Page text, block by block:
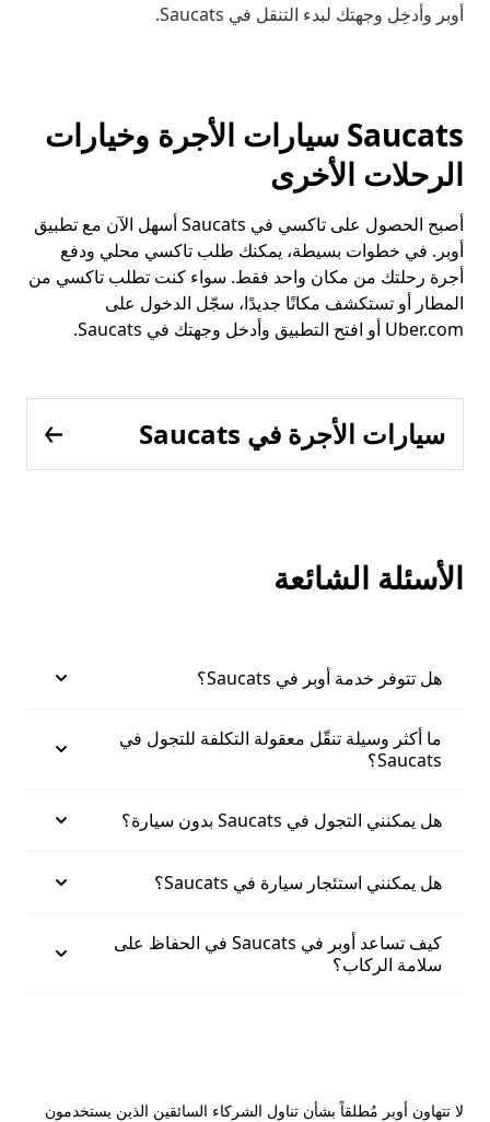
أوبر وأدخِل وجهتك لبدء التنقل في Saucats.
Saucats سيارات الأجرة وخيارات
الرحلات الأخرى
أصبح الحصول على تاكسي في Saucats أسهل الآن مع تطبيق
أوبر. في خطوات بسيطة، يمكنك طلب تاكسي محلي ودفع
أجرة رحلتك من مكان واحد فقط. سواء كنت تطلب تاكسي من
المطار أو تستكشف مكانًا جديدًا، سجّل الدخول على
Uber.com أو افتح التطبيق وأدخل وجهتك في Saucats.
سيارات الأجرة في Saucats
الأسئلة الشائعة
هل تتوفر خدمة أوبر في Saucats؟
ما أكثر وسيلة تنقّل معقولة التكلفة للتجول في
Saucats؟
هل يمكنني التجول في Saucats بدون سيارة؟
هل يمكنني استئجار سيارة في Saucats؟
كيف تساعد أوبر في Saucats في الحفاظ على
سلامة الركاب؟
لا تتهاون أوبر مُطلقاً بشأن تناول الشركاء السائقين الذين يستخدمون